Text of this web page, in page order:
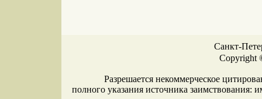
Санкт-
Copyright
Разрешается некоммерческое
полного указания источника заимствования: